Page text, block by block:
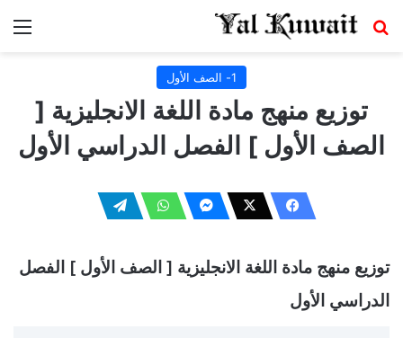
بحث عن
1- الصف الأول
توزيع منهج مادة اللغة الانجليزية [
الصف الأول ] الفصل الدراسي الأول
توزيع منهج مادة اللغة الانجليزية [ الصف الأول ] الفصل
الدراسي الأول